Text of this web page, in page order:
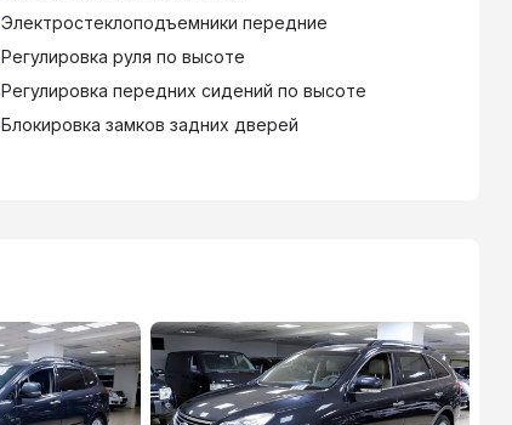
Электростеклоподъемники передние
Регулировка руля по высоте
Регулировка передних сидений по высоте
Блокировка замков задних дверей
ТИНЬКОФФ